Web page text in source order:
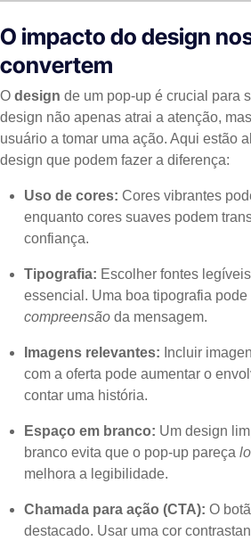
O impacto do design
convertem
O design de um pop-up é crucial para
design não apenas atrai a atenção,
usuário a tomar uma ação. Aqui estão
design que podem fazer a diferença:
Uso de cores: Cores vibrantes
enquanto cores suaves podem
confiança.
Tipografia: Escolher fontes
essencial. Uma boa tipografia pode
compreensão da mensagem.
Imagens relevantes: Incluir
com a oferta pode aumentar o
contar uma história.
Espaço em branco: Um design
branco evita que o pop-up pareça
melhora a legibilidade.
Chamada para ação (CTA): O
destacado. Usar uma cor